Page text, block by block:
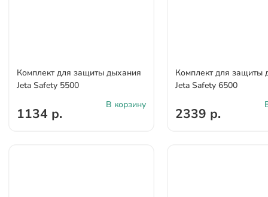
Комплект для защиты дыхания
Jeta Safety 5500
1134 р.
В корзину
Комплект для защиты
Jeta Safety 6500
2339 р.